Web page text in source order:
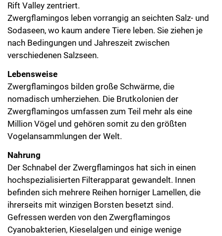
Rift Valley zentriert.
Zwergflamingos leben vorrangig an seichten Salz- und
Sodaseen, wo kaum andere Tiere leben. Sie ziehen je
nach Bedingungen und Jahreszeit zwischen
verschiedenen Salzseen.
Lebensweise
Zwergflamingos bilden große Schwärme, die
nomadisch umherziehen. Die Brutkolonien der
Zwergflamingos umfassen zum Teil mehr als eine
Million Vögel und gehören somit zu den größten
Vogelansammlungen der Welt.
Nahrung
Der Schnabel der Zwergflamingos hat sich in einen
hochspezialisierten Filterapparat gewandelt. Innen
befinden sich mehrere Reihen horniger Lamellen, die
ihrerseits mit winzigen Borsten besetzt sind.
Gefressen werden von den Zwergflamingos
Cyanobakterien, Kieselalgen und einige wenige